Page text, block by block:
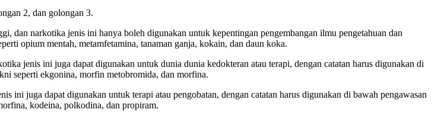
2, dan golongan 3.
dan narkotika jenis ini hanya boleh digunakan untuk kepentingan pengembangan ilmu pengetahuan dan
opium mentah, metamfetamina, tanaman ganja, kokain, dan daun koka.
jenis ini juga dapat digunakan untuk dunia dunia kedokteran atau terapi, dengan catatan harus digunakan di
seperti ekgonina, morfin metobromida, dan morfina.
ini juga dapat digunakan untuk terapi atau pengobatan, dengan catatan harus digunakan di bawah pengawasan
kodeina, polkodina, dan propiram.